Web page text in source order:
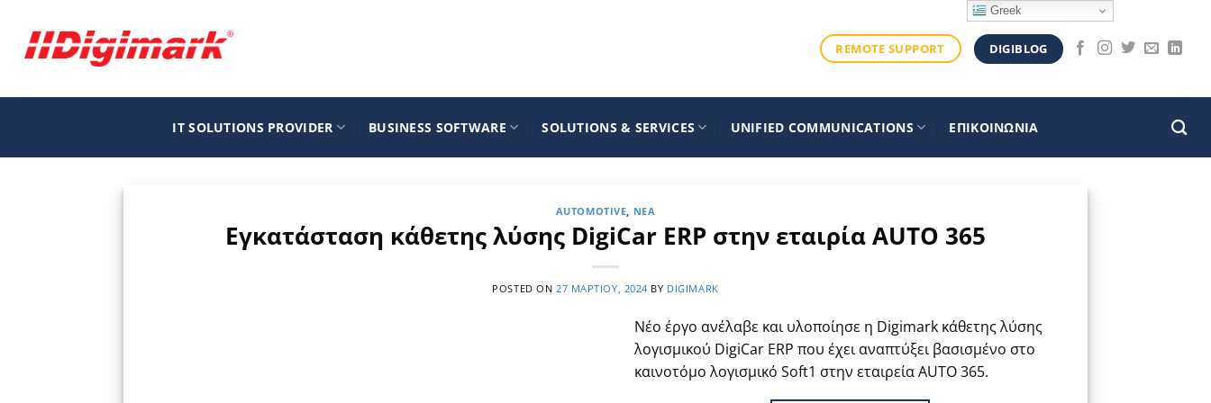
περιεχόμενο
REMOTE SUPPORT DIGIBLOG
IT SOLUTIONS PROVIDER BUSINESS SOFTWARE SOLUTIONS & SERVICES UNIFIED COMMUNICATIONS ΕΠΙΚΟΙΝΩΝΙΑ
AUTOMOTIVE, ΝΈΑ
Εγκατάσταση κάθετης λύσης DigiCar ERP στην εταιρία AUTO 365
POSTED ON 27 ΜΑΡΤΊΟΥ, 2024 BY DIGIMARK
Νέο έργο ανέλαβε και υλοποίησε η Digimark κάθετης λύσης
λογισμικού DigiCar ERP που έχει αναπτύξει βασισμένο στο
καινοτόμο λογισμικό Soft1 στην εταιρεία AUTO 365.
Greek